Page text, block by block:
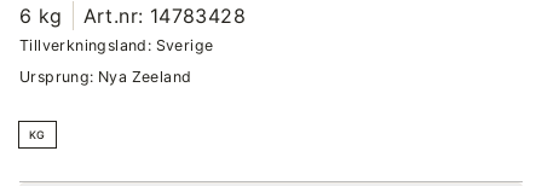
6 kg Art.nr: 14783428
Tillverkningsland: Sverige
Ursprung: Nya Zeeland
KG